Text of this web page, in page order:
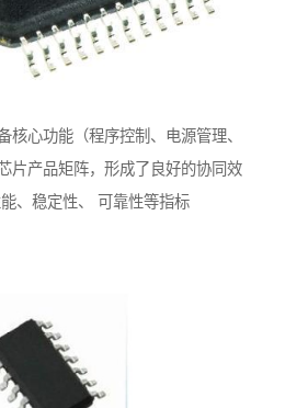
核心功能（程序控制、电源管理、
片产品矩阵，形成了良好的协同效
、稳定性、 可靠性等指标